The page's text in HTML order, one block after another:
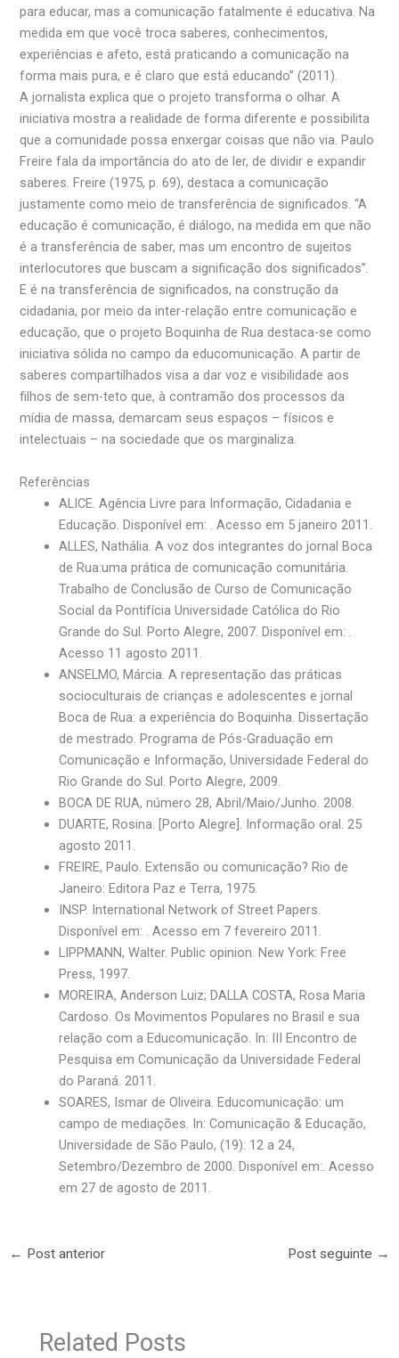
para educar, mas a comunicação fatalmente é educativa. Na
medida em que você troca saberes, conhecimentos,
experiências e afeto, está praticando a comunicação na
forma mais pura, e é claro que está educando” (2011).
A jornalista explica que o projeto transforma o olhar. A
iniciativa mostra a realidade de forma diferente e possibilita
que a comunidade possa enxergar coisas que não via. Paulo
Freire fala da importância do ato de ler, de dividir e expandir
saberes. Freire (1975, p. 69), destaca a comunicação
justamente como meio de transferência de significados. “A
educação é comunicação, é diálogo, na medida em que não
é a transferência de saber, mas um encontro de sujeitos
interlocutores que buscam a significação dos significados”.
E é na transferência de significados, na construção da
cidadania, por meio da inter-relação entre comunicação e
educação, que o projeto Boquinha de Rua destaca-se como
iniciativa sólida no campo da educomunicação. A partir de
saberes compartilhados visa a dar voz e visibilidade aos
filhos de sem-teto que, à contramão dos processos da
mídia de massa, demarcam seus espaços – físicos e
intelectuais – na sociedade que os marginaliza.
Referências
ALICE. Agência Livre para Informação, Cidadania e
Educação. Disponível em: . Acesso em 5 janeiro 2011.
ALLES, Nathália. A voz dos integrantes do jornal Boca
de Rua:uma prática de comunicação comunitária.
Trabalho de Conclusão de Curso de Comunicação
Social da Pontifícia Universidade Católica do Rio
Grande do Sul. Porto Alegre, 2007. Disponível em: .
Acesso 11 agosto 2011.
ANSELMO, Márcia. A representação das práticas
socioculturais de crianças e adolescentes e jornal
Boca de Rua: a experiência do Boquinha. Dissertação
de mestrado. Programa de Pós-Graduação em
Comunicação e Informação, Universidade Federal do
Rio Grande do Sul. Porto Alegre, 2009.
BOCA DE RUA, número 28, Abril/Maio/Junho. 2008.
DUARTE, Rosina. [Porto Alegre]. Informação oral. 25
agosto 2011.
FREIRE, Paulo. Extensão ou comunicação? Rio de
Janeiro: Editora Paz e Terra, 1975.
INSP. International Network of Street Papers.
Disponível em: . Acesso em 7 fevereiro 2011.
LIPPMANN, Walter. Public opinion. New York: Free
Press, 1997.
MOREIRA, Anderson Luiz; DALLA COSTA, Rosa Maria
Cardoso. Os Movimentos Populares no Brasil e sua
relação com a Educomunicação. In: III Encontro de
Pesquisa em Comunicação da Universidade Federal
do Paraná. 2011.
SOARES, Ismar de Oliveira. Educomunicação: um
campo de mediações. In: Comunicação & Educação,
Universidade de São Paulo, (19): 12 a 24,
Setembro/Dezembro de 2000. Disponível em:. Acesso
em 27 de agosto de 2011.
← Post anterior Post seguinte →
Related Posts